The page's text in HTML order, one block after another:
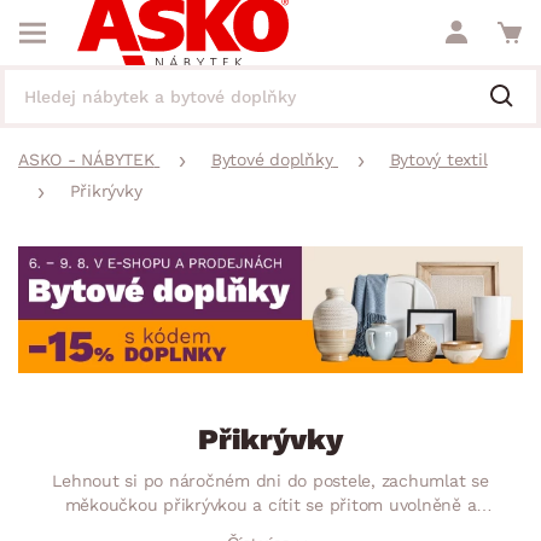
ASKO - NÁBYTEK Bytové doplňky
Bytový textil
Přikrývky
Přikrývky
Lehnout si po náročném dni do postele, zachumlat se
měkoučkou přikrývkou a cítit se přitom uvolněně a